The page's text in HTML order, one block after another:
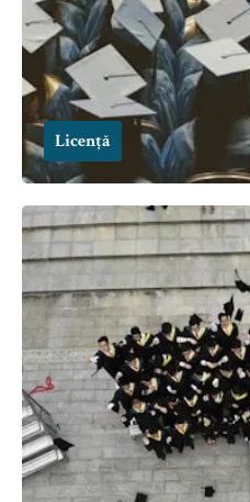
Licență